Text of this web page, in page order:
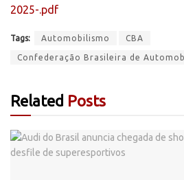
2025-.pdf
Tags: Automobilismo CBA
Confederação Brasileira de
Related Posts